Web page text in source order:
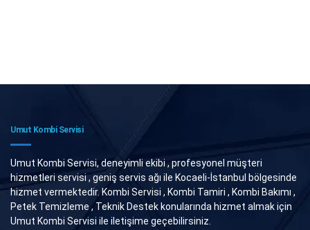
Umut Kombi Servisi
Umut Kombi Servisi, deneyimli ekibi , profesyonel müşteri
hizmetleri servisi , geniş servis ağı ile Kocaeli-İstanbul bölgesinde
hizmet vermektedir. Kombi Servisi , Kombi Tamiri , Kombi Bakımı ,
Petek Temizleme , Teknik Destek konularında hizmet almak için
Umut Kombi Servisi ile iletişime geçebilirsiniz.